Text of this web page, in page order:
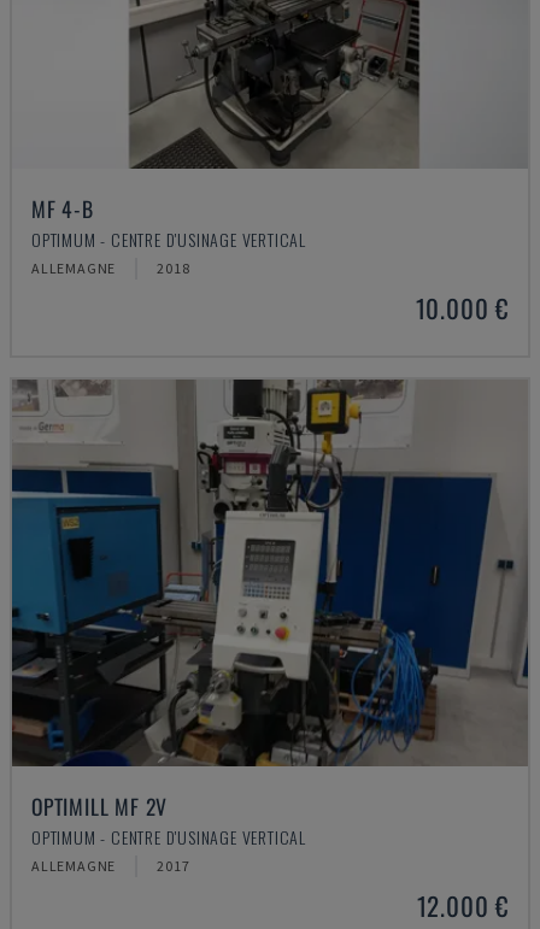
MF 4-B
OPTIMUM - CENTRE D'USINAGE VERTICAL
ALLEMAGNE 2018
10.000 €
OPTIMILL MF 2V
OPTIMUM - CENTRE D'USINAGE VERTICAL
ALLEMAGNE 2017
12.000 €